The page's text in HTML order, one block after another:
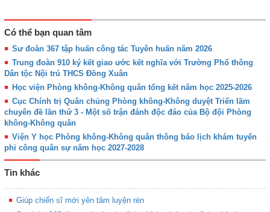
Có thể bạn quan tâm
Sư đoàn 367 tập huấn công tác Tuyên huấn năm 2026
Trung đoàn 910 ký kết giao ước kết nghĩa với Trường Phổ thông
Dân tộc Nội trú THCS Đồng Xuân
Học viện Phòng không-Không quân tổng kết năm học 2025-2026
Cục Chính trị Quân chủng Phòng không-Không duyệt Triển lãm
chuyên đề lần thứ 3 - Một số trận đánh độc đáo của Bộ đội Phòng
không-Không quân
Viện Y học Phòng không-Không quân thông báo lịch khám tuyển
phi công quân sự năm học 2027-2028
Tin khác
Giúp chiến sĩ mới yên tâm luyện rèn